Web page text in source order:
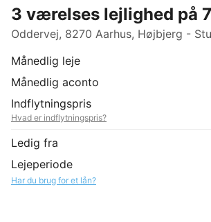
3 værelses lejlighed på
Oddervej, 8270 Aarhus, Højbjerg -
Månedlig leje
Månedlig aconto
Indflytningspris
Hvad er indflytningspris?
Ledig fra
Lejeperiode
Har du brug for et lån?